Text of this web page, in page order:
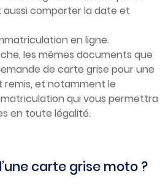
comporter la date et
en ligne.
les mêmes documents que
de carte grise pour une
et notamment le
qui vous permettra
en toute légalité.
carte grise moto ?